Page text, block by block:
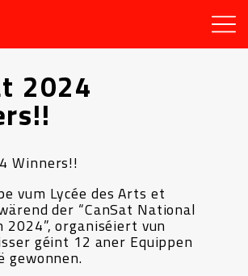
2024
Winners!!
vum Lycée des Arts et
der “CanSat National
2024”, organiséiert vun
géint 12 aner Equippen
gewonnen.